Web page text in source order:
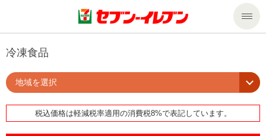
商品のご案内
商品のご案内トップ
今週の新商品
セール・キャンペーン
サービス
冷凍食品
地域を選択
税込価格は軽減税率適用の消費税8%で表記しています。